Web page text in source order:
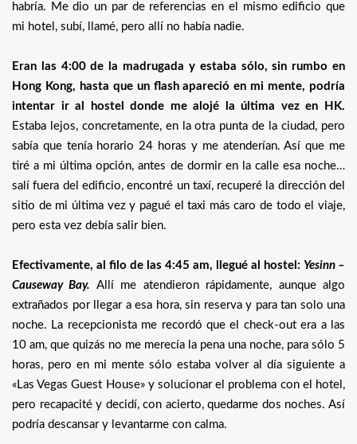
habría. Me dio un par de referencias en el mismo edificio que
mi hotel, subí, llamé, pero allí no había nadie.
Eran las 4:00 de la madrugada y estaba sólo, sin rumbo en
Hong Kong, hasta que un flash apareció en mi mente, podría
intentar ir al hostel donde me alojé la última vez en HK.
Estaba lejos, concretamente, en la otra punta de la ciudad, pero
sabía que tenía horario 24 horas y me atenderían. Así que me
tiré a mi última opción, antes de dormir en la calle esa noche…
salí fuera del edificio, encontré un taxí, recuperé la dirección del
sitio de mi última vez y pagué el taxi más caro de todo el viaje,
pero esta vez debía salir bien.
Efectivamente, al filo de las 4:45 am, llegué al hostel: Yesinn –
Causeway Bay. Allí me atendieron rápidamente, aunque algo
extrañados por llegar a esa hora, sin reserva y para tan solo una
noche. La recepcionista me recordó que el check-out era a las
10 am, que quizás no me merecía la pena una noche, para sólo 5
horas, pero en mi mente sólo estaba volver al día siguiente a
«Las Vegas Guest House» y solucionar el problema con el hotel,
pero recapacité y decidí, con acierto, quedarme dos noches. Así
podría descansar y levantarme con calma.